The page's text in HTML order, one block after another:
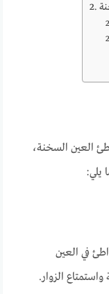
العين السخنة،
يلي:
في العين
الزوار.